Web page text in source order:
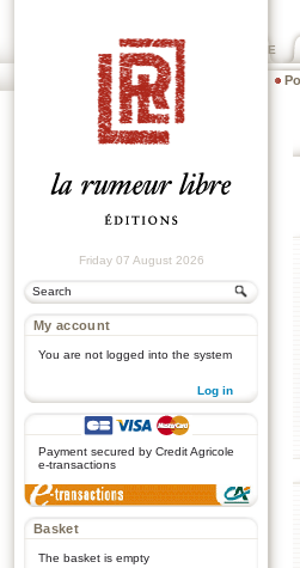
PRIX ROGER DEXTRE
Friday 07 August 2026
My account
You are not logged into the system
Log in
Payment secured by Credit Agricole
e-transactions
Basket
The basket is empty